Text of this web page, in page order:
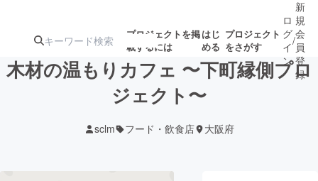
プロジェクトを掲
載するには
はじ
める
プロジェクト
をさがす
ターン
ジェクト
募集終了が近いプ
ロジェクト
ロ
グ
イ
ン
/
新
規
会
員
登
録
木材の温もりカフェ 〜下町縁側プロ
ジェクト〜
sclm フード・飲食店 大阪府